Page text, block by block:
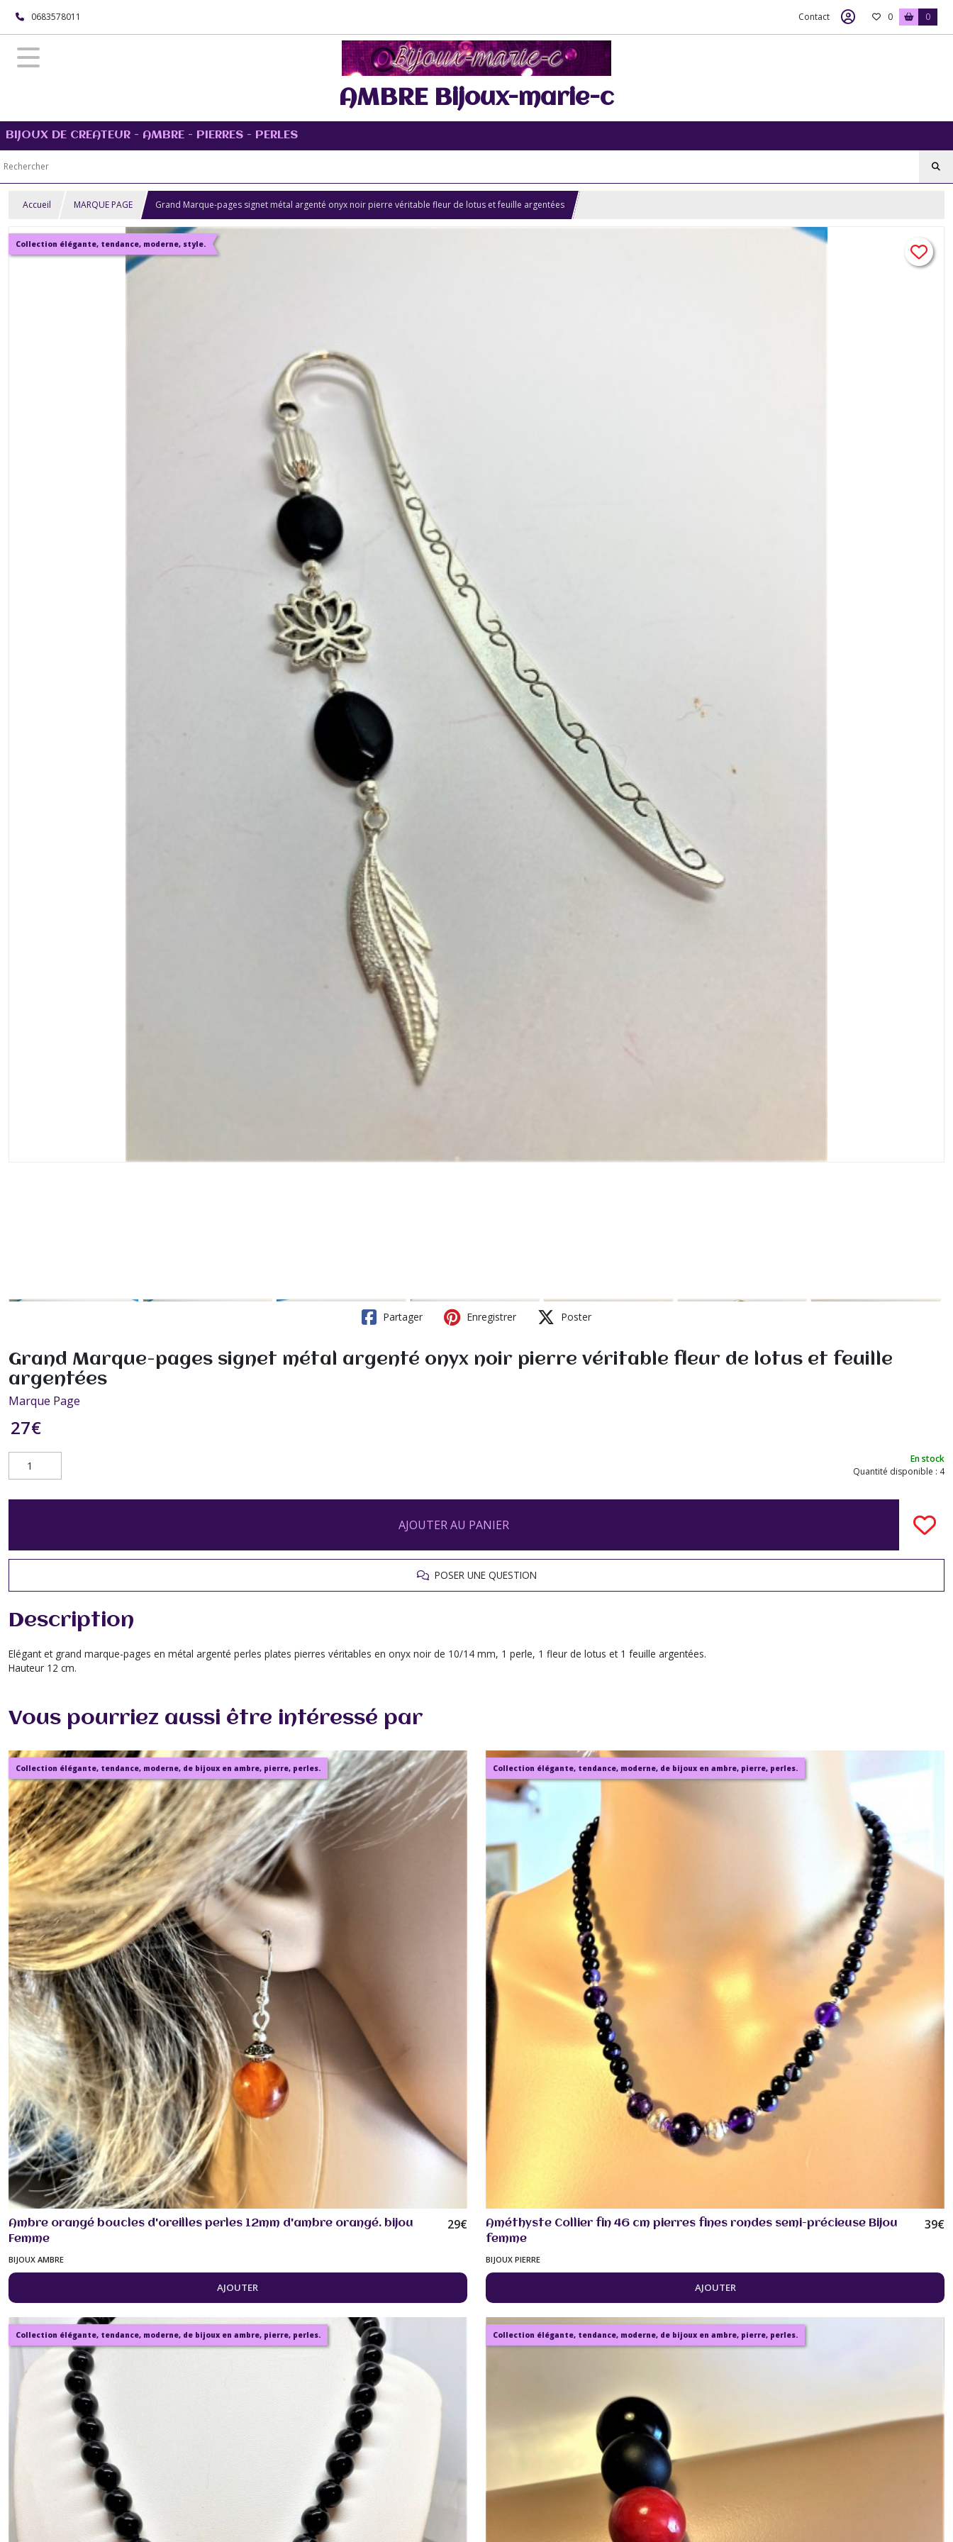
0683578011 Contact 0 0
AMBRE Bijoux-marie-c
BIJOUX DE CREATEUR - AMBRE - PIERRES - PERLES
Accueil MARQUE PAGE Grand Marque-pages signet métal argenté onyx noir pierre véritable fleur de lotus et feuille argentées
Collection élégante, tendance, moderne, style.
Partager Enregistrer Poster
Grand Marque-pages signet métal argenté onyx noir pierre véritable fleur de lotus et feuille
argentées
Marque Page
27€
En stock
Quantité disponible : 4
AJOUTER AU PANIER
POSER UNE QUESTION
Description
Elégant et grand marque-pages en métal argenté perles plates pierres véritables en onyx noir de 10/14 mm, 1 perle, 1 fleur de lotus et 1 feuille argentées.
Hauteur 12 cm.
Vous pourriez aussi être intéressé par
Collection élégante, tendance, moderne, de bijoux en ambre, pierre, perles.
Ambre orangé boucles d'oreilles perles 12mm d'ambre orangé. bijou
Femme
29€
BIJOUX AMBRE
AJOUTER
Collection élégante, tendance, moderne, de bijoux en ambre, pierre, perles.
Améthyste Collier fin 46 cm pierres fines rondes semi-précieuse Bijou
femme
39€
BIJOUX PIERRE
AJOUTER
Collection élégante, tendance, moderne, de bijoux en ambre, pierre, perles. Collection élégante, tendance, moderne, de bijoux en ambre, pierre, perles.